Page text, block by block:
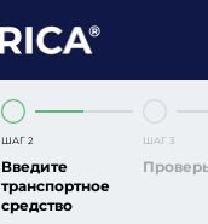
ШАГ 2
Введите
транспортное
средство
ШАГ 3